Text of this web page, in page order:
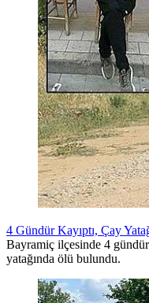
4 Gündür Kayıptı, Çay
Bayramiç ilçesinde 4
yatağında ölü bulundu.